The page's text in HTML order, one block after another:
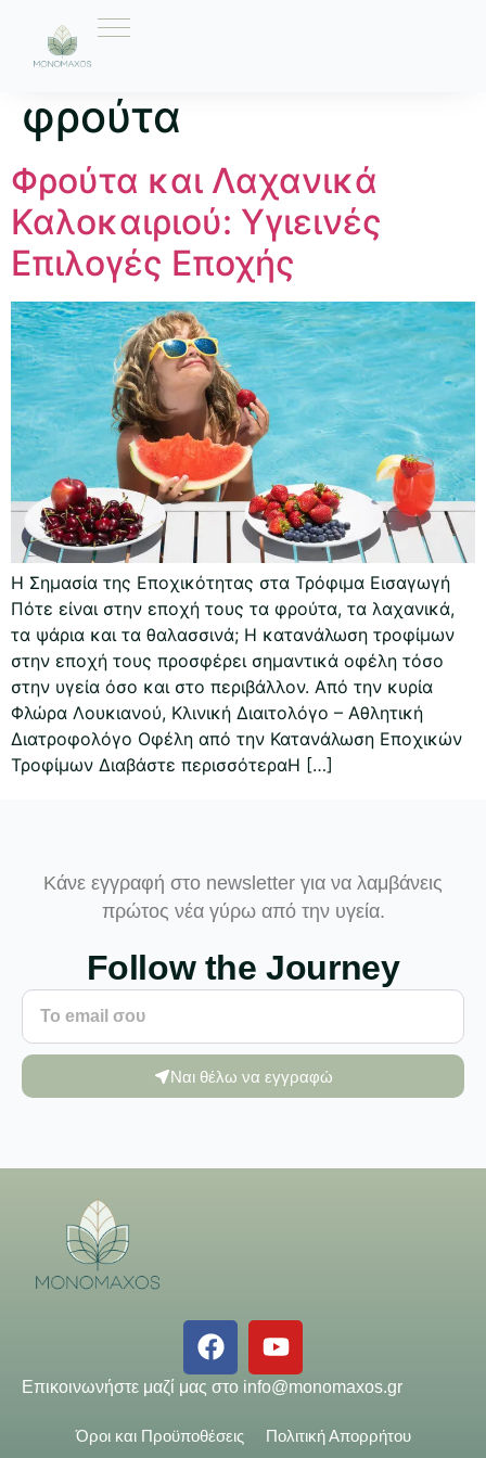
Ετικέτα:
φρούτα
Φρούτα και Λαχανικά
Καλοκαιριού: Υγιεινές
Επιλογές Εποχής
Η Σημασία της Εποχικότητας στα Τρόφιμα Εισαγωγή
Πότε είναι στην εποχή τους τα φρούτα, τα λαχανικά,
τα ψάρια και τα θαλασσινά; Η κατανάλωση τροφίμων
στην εποχή τους προσφέρει σημαντικά οφέλη τόσο
στην υγεία όσο και στο περιβάλλον. Από την κυρία
Φλώρα Λουκιανού, Κλινική Διαιτολόγο – Αθλητική
Διατροφολόγο Οφέλη από την Κατανάλωση Εποχικών
Τροφίμων Διαβάστε περισσότεραΗ […]
Κάνε εγγραφή στο newsletter για να λαμβάνεις
πρώτος νέα γύρω από την υγεία.
Follow the Journey
Ναι θέλω να εγγραφώ
Επικοινωνήστε μαζί μας στο info@monomaxos.gr
Όροι και Προϋποθέσεις Πολιτική Απορρήτου